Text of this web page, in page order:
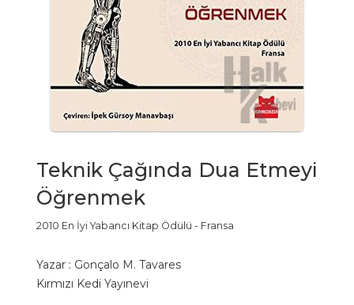
Teknik Çağında Dua Etmeyi
Öğrenmek
2010 En İyi Yabancı Kitap Ödülü - Fransa
Yazar : Gonçalo M. Tavares
Kırmızı Kedi Yayınevi